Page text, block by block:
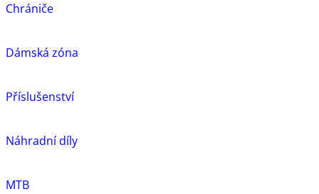
Chrániče
Dámská zóna
Příslušenství
Náhradní díly
MTB